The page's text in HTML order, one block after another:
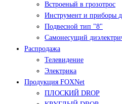
Встроеный в грозотрос
Инструмент и приборы
Подвесной тип "8"
Самонесущий
Распродажа
Телевидение
Электрика
Продукция FOXNet
ПЛОСКИЙ DROP